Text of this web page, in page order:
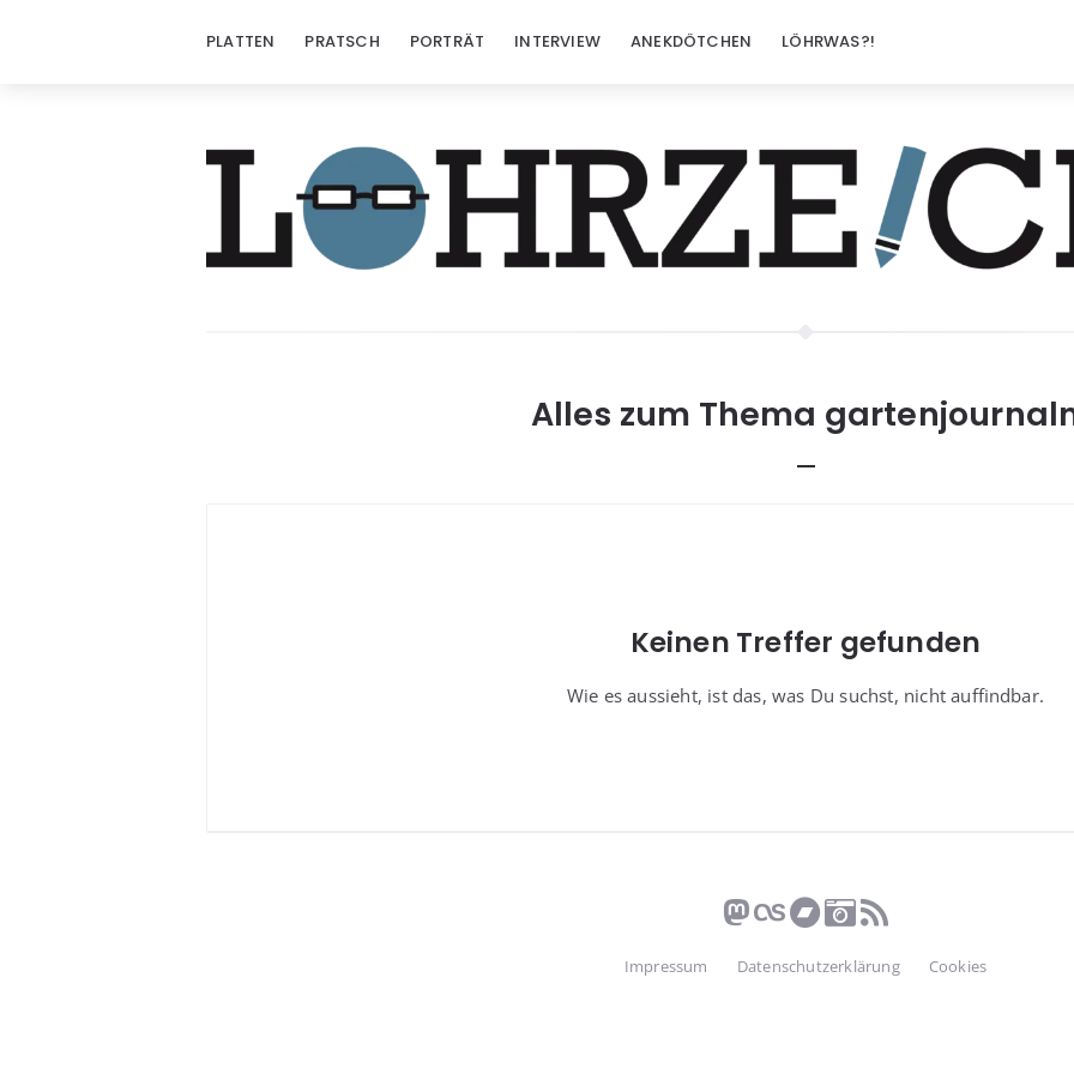
PLATTEN PRATSCH PORTRÄT INTERVIEW ANEKDÖTCHEN LÖHRWAS?!
Alles zum Thema
Keinen Treffer gefunden
Wie es aussieht, ist das, was Du suchst, nicht auffindbar.
Impressum Datenschutzerklärung Cookies